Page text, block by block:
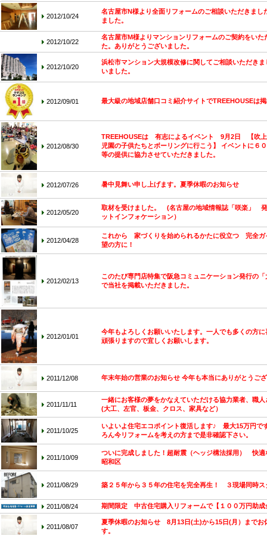
2012/10/24
名古屋市N様より全面リフォームのご相談いただきまし
ました。
2012/10/22
名古屋市M様よりマンションリフォームのご契約をいた
た。ありがとうございました。
2012/10/20
浜松市マンション大規模改修に関してご相談いただき
いました。
2012/09/01 最大級の地域店舗口コミ紹介サイトでTREEHOUSEは
2012/08/30
TREEHOUSEは 有志によるイベント 9月2日 【吹
児園の子供たちとボーリングに行こう】 イベントに６
等の提供に協力させていただきました。
2012/07/26 暑中見舞い申し上げます。夏季休暇のお知らせ
2012/05/20
取材を受けました。 (名古屋の地域情報誌「咲楽」
ットインフォケーション）
2012/04/28
これから 家づくりを始められるかたに役立つ 完全ガ
望の方に！
2012/02/13
このたび専門店特集で阪急コミュニケーション発行の
で当社を掲載いただきました。
2012/01/01
今年もよろしくお願いいたします。一人でも多くの方
頑張りますので宜しくお願いします。
2011/12/08 年末年始の営業のお知らせ 今年も本当にありがとうご
2011/11/11
一緒にお客様の夢をかなえていただける協力業者、職
(大工、左官、板金、クロス、家具など）
2011/10/25
いよいよ住宅エコポイント復活します♪ 最大15万円で
ろん今リフォームを考えの方まで是非確認下さい。
2011/10/09
ついに完成しました！超耐震（ヘッジ構法採用） 快
昭和区
2011/08/29 築２５年から３５年の住宅を完全再生！ ３現場同時ス
2011/08/24 期間限定 中古住宅購入リフォームで【１００万円助成
2011/08/07
夏季休暇のお知らせ 8月13日(土)から15日(月）までお
す。